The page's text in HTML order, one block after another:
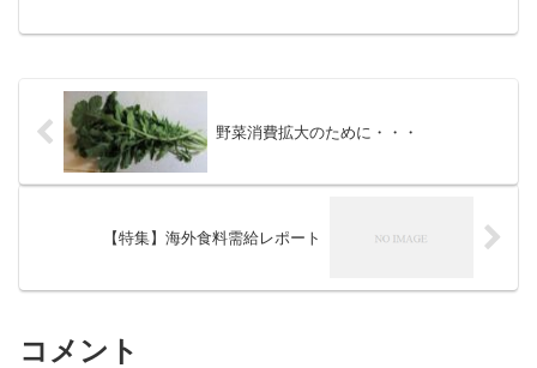
野菜消費拡大のために・・・
【特集】海外食料需給レポート
コメント